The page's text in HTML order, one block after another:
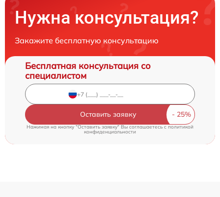
Нужна консультация?
Закажите бесплатную консультацию
Бесплатная консультация со
специалистом
Оставить заявку
Нажимая на кнопку "Оставить заявку" Вы соглашаетесь c политикой
конфиденциальности